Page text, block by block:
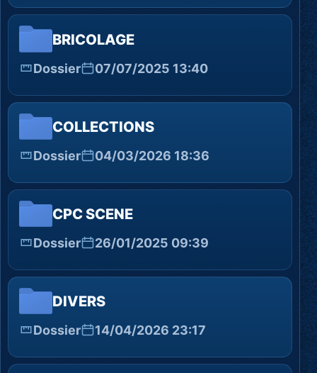
BRICOLAGE
Dossier 07/07/2025 13:40
COLLECTIONS
Dossier 04/03/2026 18:36
CPC SCENE
Dossier 26/01/2025 09:39
DIVERS
Dossier 14/04/2026 23:17